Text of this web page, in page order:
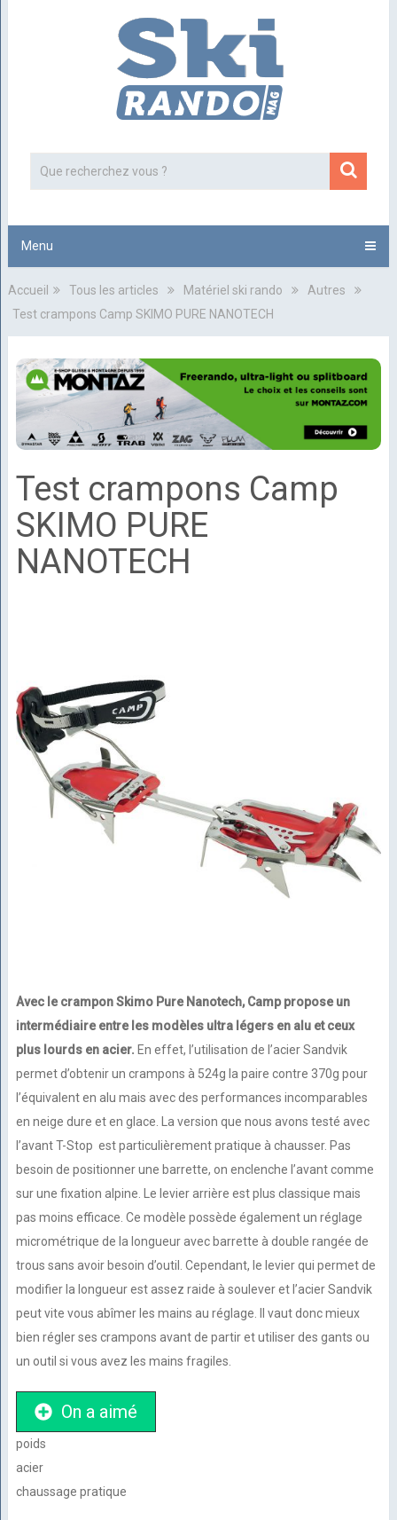
Menu
Accueil Tous les articles Matériel ski rando
Autres
Test crampons Camp SKIMO PURE NANOTECH
Test crampons Camp
SKIMO PURE
NANOTECH
Avec le crampon Skimo Pure Nanotech, Camp propose un
intermédiaire entre les modèles ultra légers en alu et ceux
plus lourds en acier. En effet, l’utilisation de l’acier Sandvik
permet d’obtenir un crampons à 524g la paire contre 370g pour
l’équivalent en alu mais avec des performances incomparables
en neige dure et en glace. La version que nous avons testé avec
l’avant T-Stop est particulièrement pratique à chausser. Pas
besoin de positionner une barrette, on enclenche l’avant comme
sur une fixation alpine. Le levier arrière est plus classique mais
pas moins efficace. Ce modèle possède également un réglage
micrométrique de la longueur avec barrette à double rangée de
trous sans avoir besoin d’outil. Cependant, le levier qui permet de
modifier la longueur est assez raide à soulever et l’acier Sandvik
peut vite vous abîmer les mains au réglage. Il vaut donc mieux
bien régler ses crampons avant de partir et utiliser des gants ou
un outil si vous avez les mains fragiles.
On a aimé
poids
acier
chaussage pratique